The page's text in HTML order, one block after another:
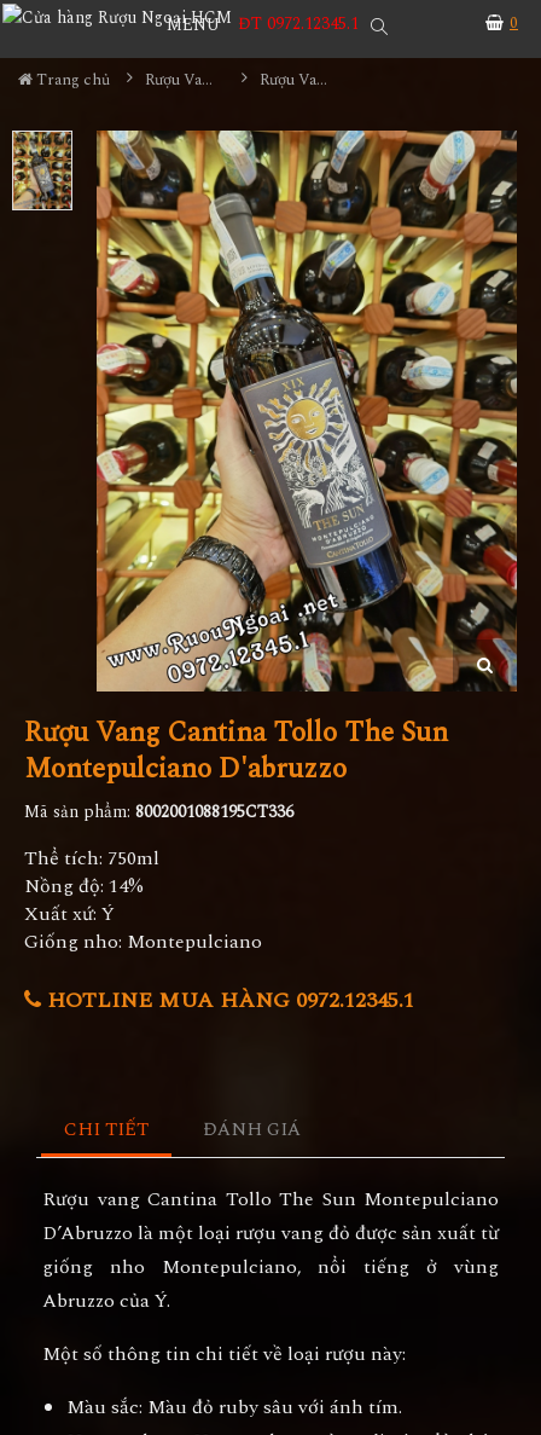
0
MENU ĐT 0972.12345.1
Trang chủ Rượu Vang Rượu Vang Cantina Tollo The Sun Montepulciano D'abruzzo
Rượu Vang Cantina Tollo The Sun
Montepulciano D'abruzzo
Mã sản phẩm: 8002001088195CT336
Thể tích: 750ml
Nồng độ: 14%
Xuất xứ: Ý
Giống nho: Montepulciano
HOTLINE MUA HÀNG 0972.12345.1
CHI TIẾT ĐÁNH GIÁ
Rượu vang Cantina Tollo The Sun Montepulciano
D’Abruzzo là một loại rượu vang đỏ được sản xuất từ
giống nho Montepulciano, nổi tiếng ở vùng
Abruzzo của Ý.
Một số thông tin chi tiết về loại rượu này:
Màu sắc: Màu đỏ ruby sâu với ánh tím.